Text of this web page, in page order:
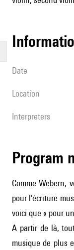
date
location
interpreters
Program
Comme Webern,
pour l'écriture
voici que « pour
A partir de là,
musique de plus